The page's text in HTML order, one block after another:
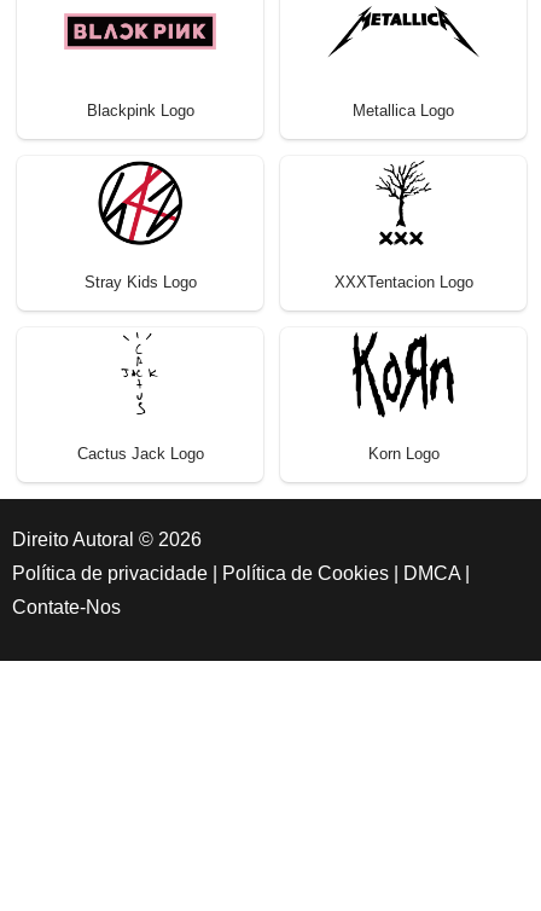
Blackpink Logo Metallica Logo
Stray Kids Logo XXXTentacion Logo
Cactus Jack Logo Korn Logo
Direito Autoral © 2026
Política de privacidade
Política de Cookies DMCA|
Contate-Nos